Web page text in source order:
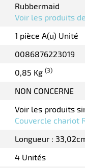
Rubbermaid
Voir les produits
1 pièce A(u) Unité
0086876223019
0,85 Kg (3)
NON CONCERNE
Voir les produits
Couvercle chariot
Longueur :
4 Unités